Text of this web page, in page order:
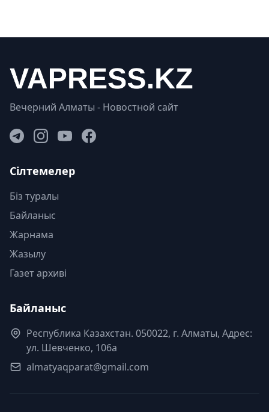
Вечерний Алматы - Новостной сайт
Сілтемелер
Біз туралы
Байланыс
Жарнама
Жазылу
Газет архиві
Байланыс
Республика Казахстан. 050022, г. Алматы, Адрес:
ул. Шевченко, 106а
almatyaqparat@gmail.com